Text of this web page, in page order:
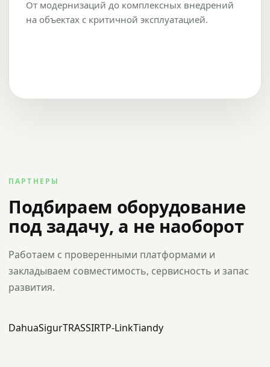
От модернизаций до комплексных внедрений
на объектах с критичной эксплуатацией.
ПАРТНЕРЫ
Подбираем оборудование
под задачу, а не наоборот
Работаем с проверенными платформами и
закладываем совместимость, сервисность и запас
развития.
DahuaSigurTRASSIRTP-LinkTiandy